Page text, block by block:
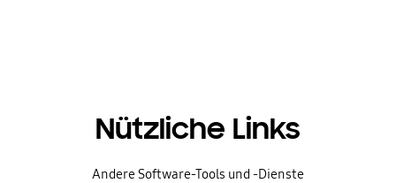
Nützliche Links
Andere Software-Tools und -Dienste